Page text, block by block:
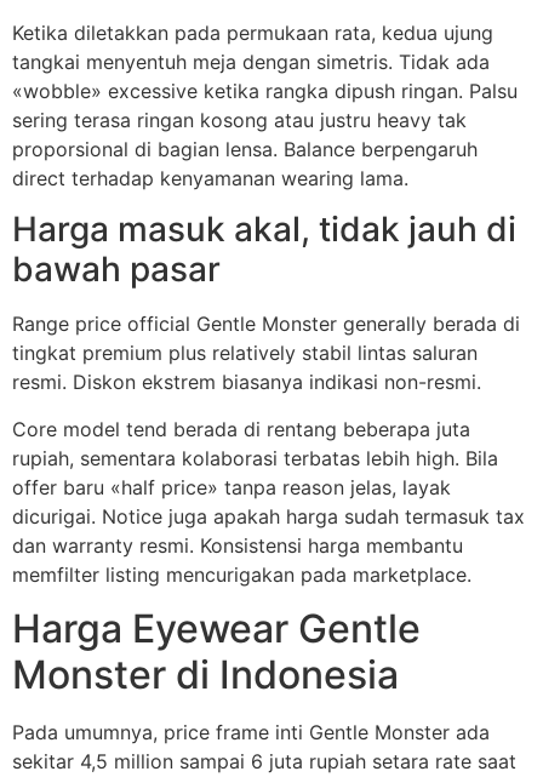
Ketika diletakkan pada permukaan rata, kedua ujung
tangkai menyentuh meja dengan simetris. Tidak ada
«wobble» excessive ketika rangka dipush ringan. Palsu
sering terasa ringan kosong atau justru heavy tak
proporsional di bagian lensa. Balance berpengaruh
direct terhadap kenyamanan wearing lama.
Harga masuk akal, tidak jauh di
bawah pasar
Range price official Gentle Monster generally berada di
tingkat premium plus relatively stabil lintas saluran
resmi. Diskon ekstrem biasanya indikasi non-resmi.
Core model tend berada di rentang beberapa juta
rupiah, sementara kolaborasi terbatas lebih high. Bila
offer baru «half price» tanpa reason jelas, layak
dicurigai. Notice juga apakah harga sudah termasuk tax
dan warranty resmi. Konsistensi harga membantu
memfilter listing mencurigakan pada marketplace.
Harga Eyewear Gentle
Monster di Indonesia
Pada umumnya, price frame inti Gentle Monster ada
sekitar 4,5 million sampai 6 juta rupiah setara rate saat